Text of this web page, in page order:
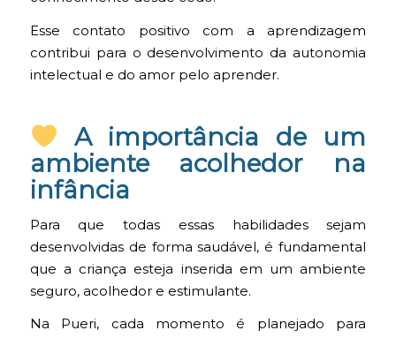
Esse contato positivo com a aprendizagem
contribui para o desenvolvimento da autonomia
intelectual e do amor pelo aprender.
A importância de um
ambiente acolhedor na
infância
Para que todas essas habilidades sejam
desenvolvidas de forma saudável, é fundamental
que a criança esteja inserida em um ambiente
seguro, acolhedor e estimulante.
Na Pueri, cada momento é planejado para